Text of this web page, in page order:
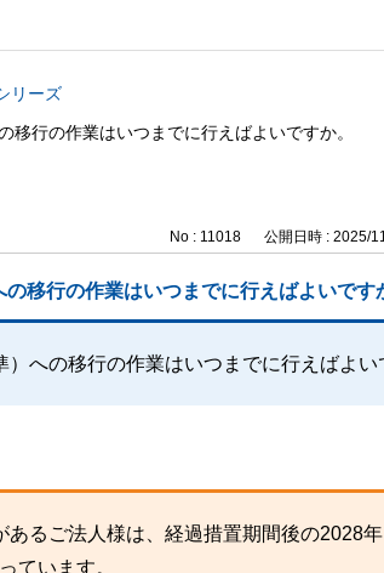
リーズ
行の作業はいつまでに行えばよいですか。
No : 11018 公開日時 : 2025/
移行の作業はいつまでに行えばよいです
への移行の作業はいつまでに行えばよい
るご法人様は、経過措置期間後の2028
ています。